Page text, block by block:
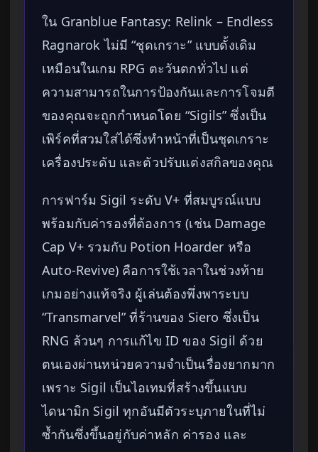
ใน Granblue Fantasy: Relink – Endless
Ragnarok ไม่มี “ชุดเกราะ” แบบดั้งเดิม
เหมือนในเกม RPG ตะวันตกทั่วไป แต่
ความสามารถในการป้องกันและการโจมตี
ของคุณจะถูกกำหนดโดย “Sigils” ซึ่งเป็น
เพิร์คที่สวมใส่ได้ซึ่งทำหน้าที่เป็นชุดเกราะ
เครื่องประดับ และตัวปรับแต่งสกิลของคุณ
การฟาร์ม Sigil ระดับ V+ ที่สมบูรณ์แบบ
พร้อมกับค่ารองที่ต้องการ (เช่น Damage
Cap V+ รวมกับ Potion Hoarder หรือ
Auto-Revive) คือการใช้เวลาในช่วงท้าย
เกมอย่างแท้จริง ผู้เล่นต้องพึ่งพาระบบ
“Transmarvel” ที่ร้านของ Siero ซึ่งเป็น
RNG ล้วนๆ การแก้ไข ID ของ Sigil ด้วย
ตนเองผ่านหน่วยความจำเป็นเรื่องยากมาก
เพราะ Sigil เป็นไอเทมที่สร้างขึ้นแบบ
ไดนามิก Sigil ทุกอันมีตัวระบุภายในที่ไม่
ซ้ำกันซึ่งขึ้นอยู่กับค่าหลัก ค่ารอง และ